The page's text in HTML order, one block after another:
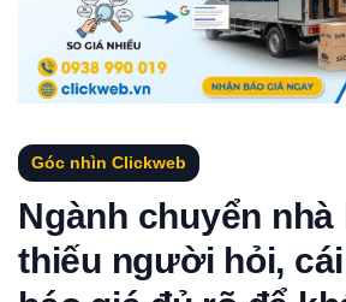
Góc nhìn Clickweb
Ngành chuyển nhà
thiếu người hỏi,